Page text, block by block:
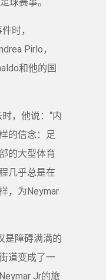
时，
Pirlo，
和他的国
，他说：“内
的信念：足
的大型体育
几乎总是在
，为Neymar
是障碍满满的
道变成了一
Jr的旅